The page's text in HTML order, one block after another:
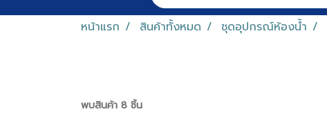
หน้าแรก
สินค้าทั้งหมด ชุดอุปกรณ์ห้องน้ำ
พบสินค้า 8 ชิ้น